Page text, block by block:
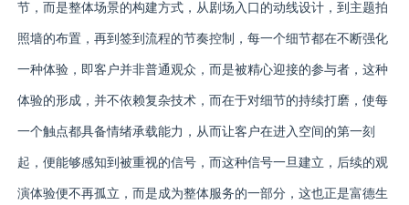
节，而是整体场景的构建方式，从剧场入口的动线设计，到主题拍
照墙的布置，再到签到流程的节奏控制，每一个细节都在不断强化
一种体验，即客户并非普通观众，而是被精心迎接的参与者，这种
体验的形成，并不依赖复杂技术，而在于对细节的持续打磨，使每
一个触点都具备情绪承载能力，从而让客户在进入空间的第一刻
起，便能够感知到被重视的信号，而这种信号一旦建立，后续的观
演体验便不再孤立，而是成为整体服务的一部分，这也正是富德生